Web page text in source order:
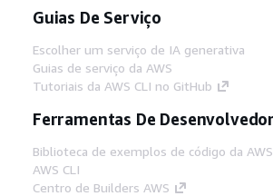
Guias De Serviço
Escolher um serviço de IA generativa
Guias de serviço da AWS
Tutoriais da AWS CLI no GitHub
Ferramentas De Desenvolvedor
Biblioteca de exemplos de código da AWS
AWS CLI
Centro de Builders AWS